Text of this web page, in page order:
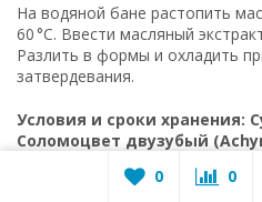
На водяной бане растопить
60 °C. Ввести масляный
Разлить в формы и охладить
затвердевания.
Условия и сроки хранения:
Соломоцвет двузубый
оригинальной упаковке.
0 0